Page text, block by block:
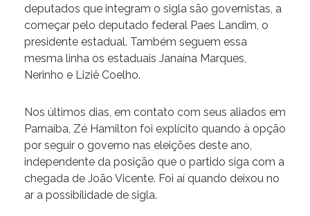
deputados que integram o sigla são governistas, a
começar pelo deputado federal Paes Landim, o
presidente estadual. Também seguem essa
mesma linha os estaduais Janaína Marques,
Nerinho e Liziê Coelho.
Nos últimos dias, em contato com seus aliados em
Parnaíba, Zé Hamilton foi explícito quando à opção
por seguir o governo nas eleições deste ano,
independente da posição que o partido siga com a
chegada de João Vicente. Foi aí quando deixou no
ar a possibilidade de sigla.